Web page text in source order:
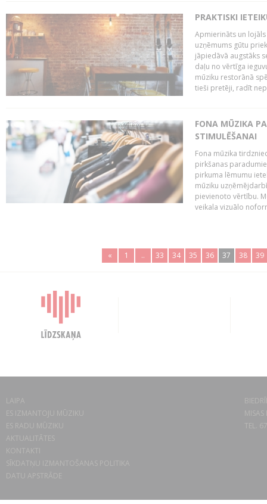
PRAKTISKI
Apmierināts un
uzņēmums gūtu
jāpiedāvā augstāks
daļu no vērtīga
mūziku restorānā
tieši pretēji, radīt
FONA MŪZIKA
STIMULĒŠANAI
Fona mūzika
pirkšanas
pirkuma lēmumu
mūziku
pievienoto vērtību.
veikala vizuālo
« 1 .. 33 34 35 36 37 38 39
LAIPA
ES IZMANTOJU MŪZIKU
ES RADU MŪZIKU
AKTUALITĀTES
KONTAKTI
SĪKDATŅU IZMANTOŠANAS POLITIKA
DATU APSTRĀDE
TEL.